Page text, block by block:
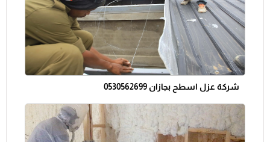
شركة عزل اسطح بجازان 0530562699